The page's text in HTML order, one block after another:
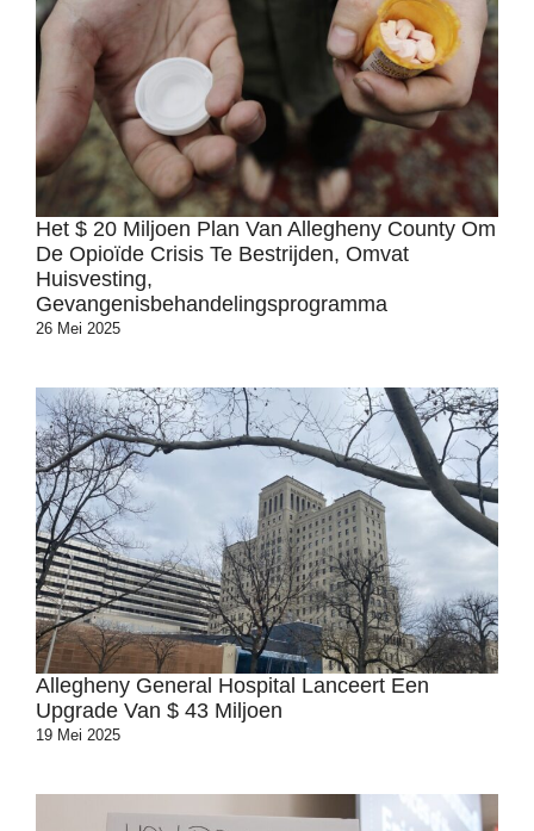
Het $ 20 Miljoen Plan Van Allegheny County Om
De Opioïde Crisis Te Bestrijden, Omvat
Huisvesting,
Gevangenisbehandelingsprogramma
26 Mei 2025
Allegheny General Hospital Lanceert Een
Upgrade Van $ 43 Miljoen
19 Mei 2025